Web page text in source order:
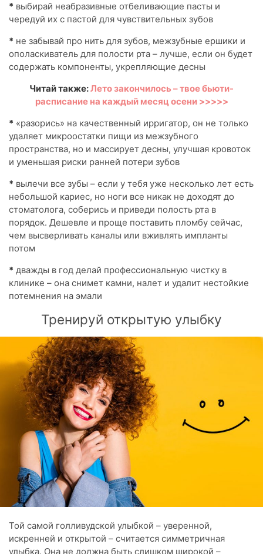
* выбирай неабразивные отбеливающие пасты и
чередуй их с пастой для чувствительных зубов
* не забывай про нить для зубов, межзубные ершики и
ополаскиватель для полости рта – лучше, если он будет
содержать компоненты, укрепляющие десны
Читай также:Лето закончилось – твое бьюти-
расписание на каждый месяц осени >>>>>
* «разорись» на качественный ирригатор, он не только
удаляет микроостатки пищи из межзубного
пространства, но и массирует десны, улучшая кровоток
и уменьшая риски ранней потери зубов
* вылечи все зубы – если у тебя уже несколько лет есть
небольшой кариес, но ноги все никак не доходят до
стоматолога, соберись и приведи полость рта в
порядок. Дешевле и проще поставить пломбу сейчас,
чем высверливать каналы или вживлять импланты
потом
* дважды в год делай профессиональную чистку в
клинике – она снимет камни, налет и удалит нестойкие
потемнения на эмали
Тренируй открытую улыбку
Той самой голливудской улыбкой – уверенной,
искренней и открытой – считается симметричная
улыбка. Она не должна быть слишком широкой –